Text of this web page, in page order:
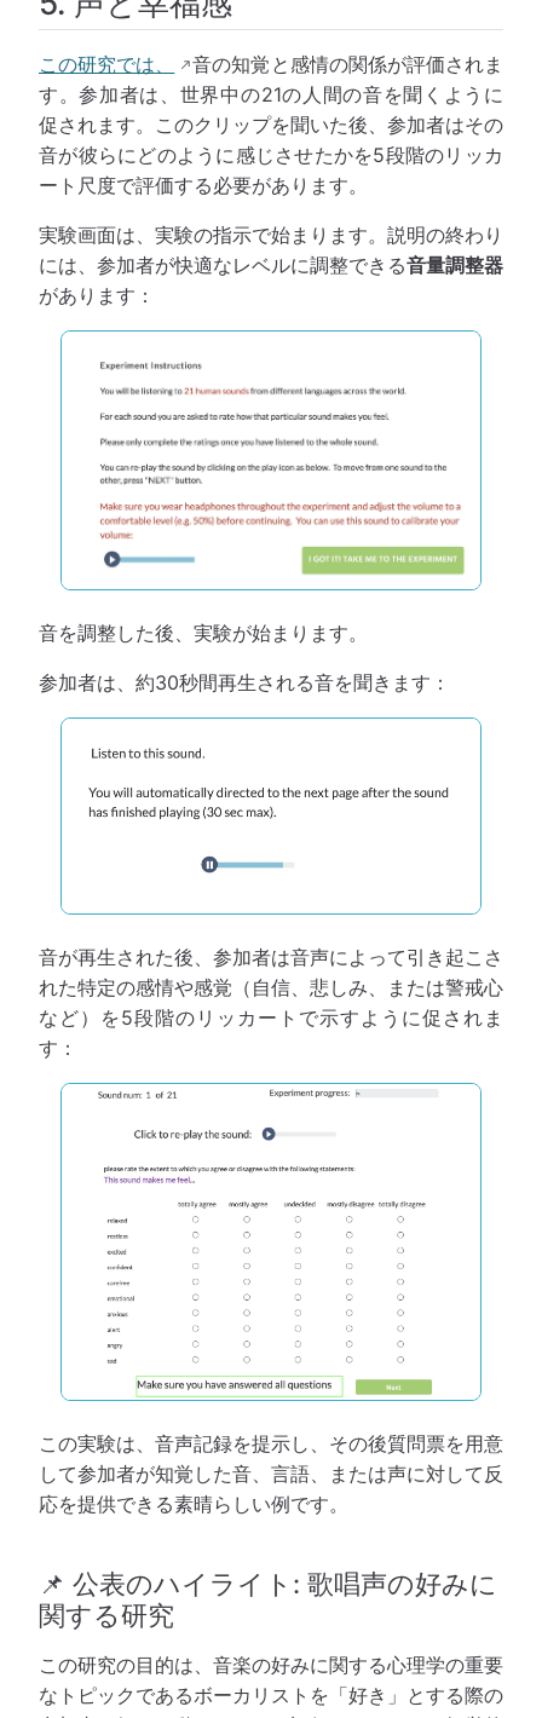
この研究では、
音の知覚と感情の関係が評価されま
す。参加者は、世界中の21の人間の音を聞くように
促されます。このクリップを聞いた後、参加者はその
音が彼らにどのように感じさせたかを5段階のリッカ
ート尺度で評価する必要があります。
実験画面は、実験の指示で始まります。説明の終わり
には、参加者が快適なレベルに調整できる音量調整器
があります：
音を調整した後、実験が始まります。
参加者は、約30秒間再生される音を聞きます：
音が再生された後、参加者は音声によって引き起こさ
れた特定の感情や感覚（自信、悲しみ、または警戒心
など）を5段階のリッカートで示すように促されま
す：
この実験は、音声記録を提示し、その後質問票を用意
して参加者が知覚した音、言語、または声に対して反
応を提供できる素晴らしい例です。
📌 公表のハイライト: 歌唱声の好みに
関する研究
この研究の目的は、音楽の好みに関する心理学の重要
なトピックであるボーカリストを「好き」とする際の